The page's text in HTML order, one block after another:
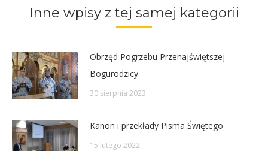
Inne wpisy z tej samej kategorii
Obrzęd Pogrzebu Przenajświętszej
Bogurodzicy
30 sierpnia 2023
Kanon i przekłady Pisma Świętego
15 lutego 2022